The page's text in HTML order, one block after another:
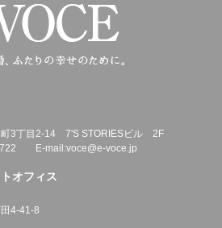
町3丁目2-14 7'S STORIESビル 2F
E-mail:voce@e-voce.jp
オフィス
4-41-8